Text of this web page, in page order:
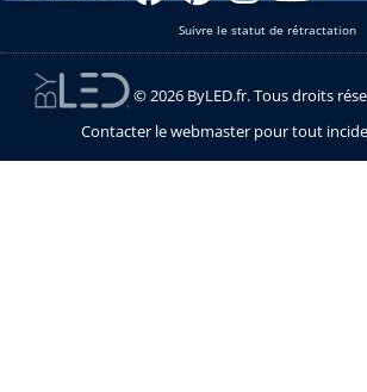
Suivre le statut de rétractation
© 2026 ByLED.fr. Tous droits
Contacter le webmaster pour tout